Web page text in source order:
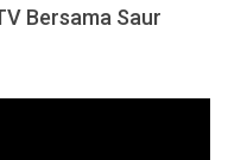
Bersama Saur